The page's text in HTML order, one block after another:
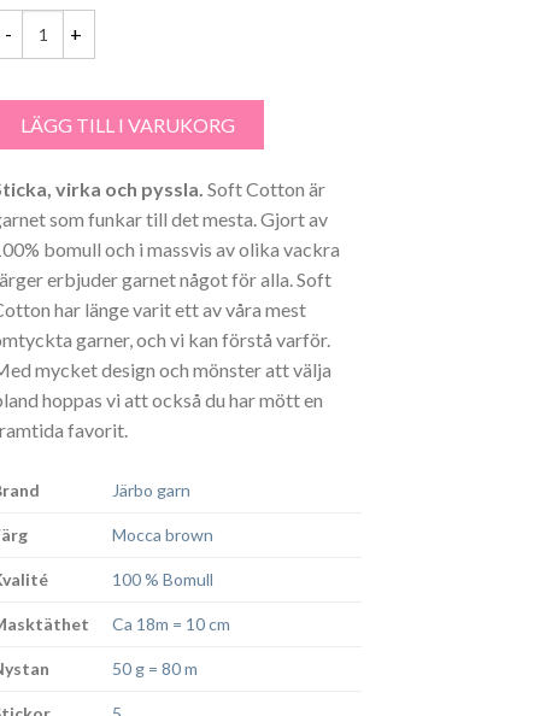
LÄGG TILL I VARUKORG
virka och pyssla. Soft Cotton är
som funkar till det mesta. Gjort av
bomull och i massvis av olika vackra
erbjuder garnet något för alla. Soft
har länge varit ett av våra mest
garner, och vi kan förstå varför.
mycket design och mönster att välja
hoppas vi att också du har mött en
favorit.
Järbo garn
Mocca brown
100 % Bomull
Ca 18m = 10 cm
50 g = 80 m